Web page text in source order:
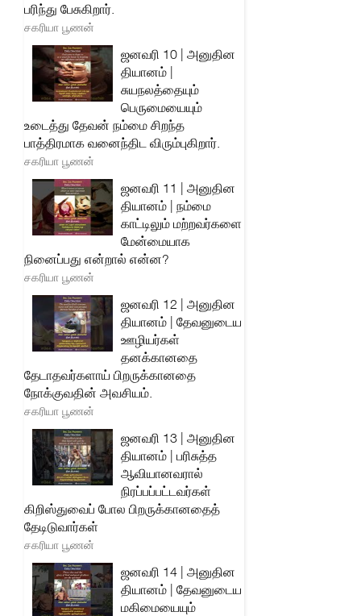
பரிந்து பேசுகிறார்.
சகரியா பூணன்
ஜனவரி 10 | அனுதின
தியானம் |
சுயநலத்தையும்
பெருமையையும்
உடைத்து தேவன் நம்மை சிறந்த
பாத்திரமாக வனைந்திட விரும்புகிறார்.
சகரியா பூணன்
ஜனவரி 11 | அனுதின
தியானம் | நம்மை
காட்டிலும் மற்றவர்களை
மேன்மையாக
நினைப்பது என்றால் என்ன?
சகரியா பூணன்
ஜனவரி 12 | அனுதின
தியானம் | தேவனுடைய
ஊழியர்கள்
தனக்கானதை
தேடாதவர்களாய் பிறருக்கானதை
நோக்குவதின் அவசியம்.
சகரியா பூணன்
ஜனவரி 13 | அனுதின
தியானம் | பரிசுத்த
ஆவியானவரால்
நிரப்பப்பட்டவர்கள்
கிறிஸ்துவைப் போல பிறருக்கானதைத்
தேடிடுவார்கள்
சகரியா பூணன்
ஜனவரி 14 | அனுதின
தியானம் | தேவனுடைய
மகிமையையும்